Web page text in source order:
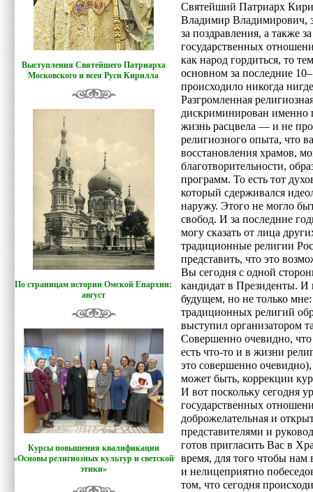
Выступления Святейшего Патриарха
Московского и всея Руси Кирилла
По страницам истории Омской Епархии:
август
Курсы повышения квалификации
«Основы религиозных культур и светской
этики»
Святейший Патриарх
Владимир Владимирович,
за поздравления, а также
государственных
как народ гордиться, то
основном за последние
происходило никогда
Разгромленная
дискриминирован именно
жизнь расцвела — и не
религиозного опыта, что
восстановления храмов,
благотворительности,
программ. То есть тот
который сдерживался
наружу. Этого не могло
свобод. И за последние
могу сказать от лица
традиционные религии
представить, что это
Вы сегодня с одной
кандидат в Президенты. И
будущем, но не только
традиционных религий
выступил организатором
Совершенно очевидно,
есть что-то и в жизни
это совершенно
может быть, коррекции
И вот поскольку сегодня
государственных
доброжелательная и
представителями и
готов пригласить Вас в
время, для того чтобы нам
и нелицеприятно
том, что сегодня